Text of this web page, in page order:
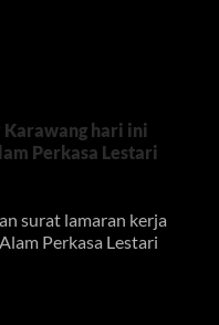
Karawang hari ini
Perkasa Lestari
surat lamaran kerja
Perkasa Lestari